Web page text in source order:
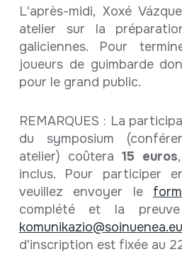
L'après-midi, Xoxé
atelier sur la
galiciennes. Pour
joueurs de guimbarde
pour le grand public.
REMARQUES : La
du symposium
atelier) coûtera 15 euros
inclus. Pour participer
veuillez envoyer le
complété et la
d'inscription est fixée au